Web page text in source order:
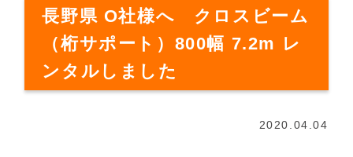
長野県 O社様へ クロスビーム
（桁サポート）800幅 7.2m レ
ンタルしました
2020.04.04